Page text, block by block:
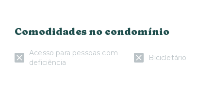
Comodidades no condomínio
Acesso para pessoas com
deficiência
Bicicletário